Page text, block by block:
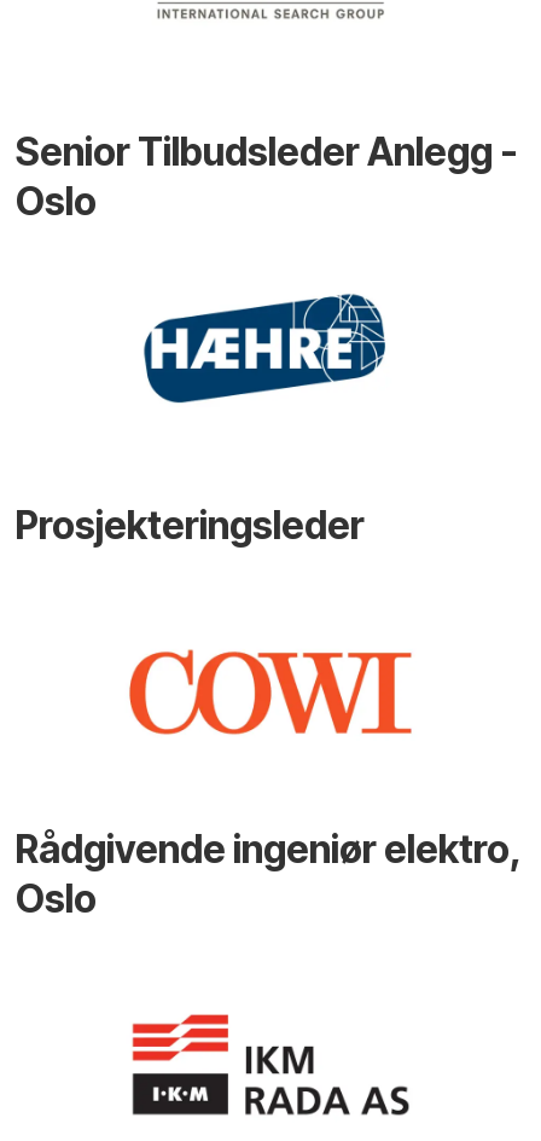
Senior Tilbudsleder Anlegg -
Oslo
Prosjekteringsleder
Rådgivende ingeniør elektro,
Oslo